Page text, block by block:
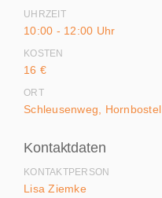
UHRZEIT
10:00 - 12:00 Uhr
KOSTEN
16 €
ORT
Schleusenweg, Hornbostel
Kontaktdaten
KONTAKTPERSON
Lisa Ziemke